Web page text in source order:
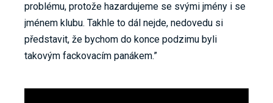
problému, protože hazardujeme se svými jmény i se
jménem klubu. Takhle to dál nejde, nedovedu si
představit, že bychom do konce podzimu byli
takovým fackovacím panákem.”